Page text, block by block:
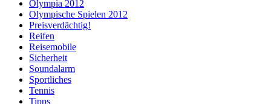
Olympia 2012
Olympische Spielen 2012
Preisverdächtig!
Reifen
Reisemobile
Sicherheit
Soundalarm
Sportliches
Tennis
Tipps